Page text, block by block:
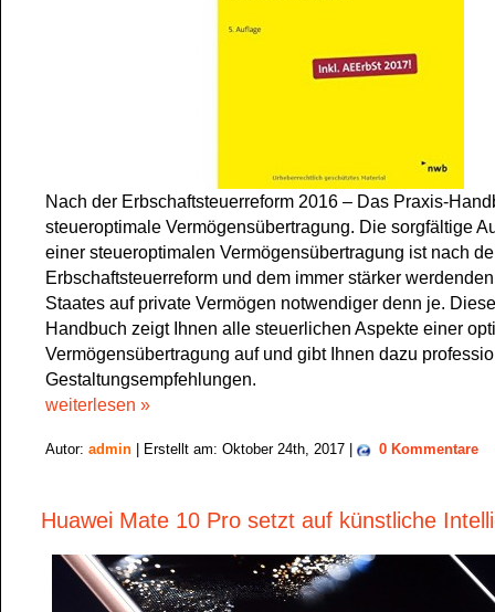
Nach der Erbschaftsteuerreform 2016 – Das Praxis-
steueroptimale Vermögensübertragung. Die sorgfältige
einer steueroptimalen Vermögensübertragung ist nach
Erbschaftsteuerreform und dem immer stärker
Staates auf private Vermögen notwendiger denn je.
Handbuch zeigt Ihnen alle steuerlichen Aspekte einer
Vermögensübertragung auf und gibt Ihnen dazu
Gestaltungsempfehlungen.
weiterlesen »
Autor: admin | Erstellt am: Oktober 24th, 2017 | 0 Kommentare
Huawei Mate 10 Pro setzt auf künstliche